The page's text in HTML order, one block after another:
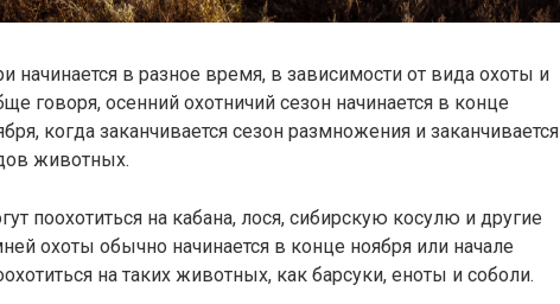
начинается в разное время, в зависимости от вида охоты и
говоря, осенний охотничий сезон начинается в конце
когда заканчивается сезон размножения и заканчивается
животных.
поохотиться на кабана, лося, сибирскую косулю и другие
охоты обычно начинается в конце ноября или начале
на таких животных, как барсуки, еноты и соболи.